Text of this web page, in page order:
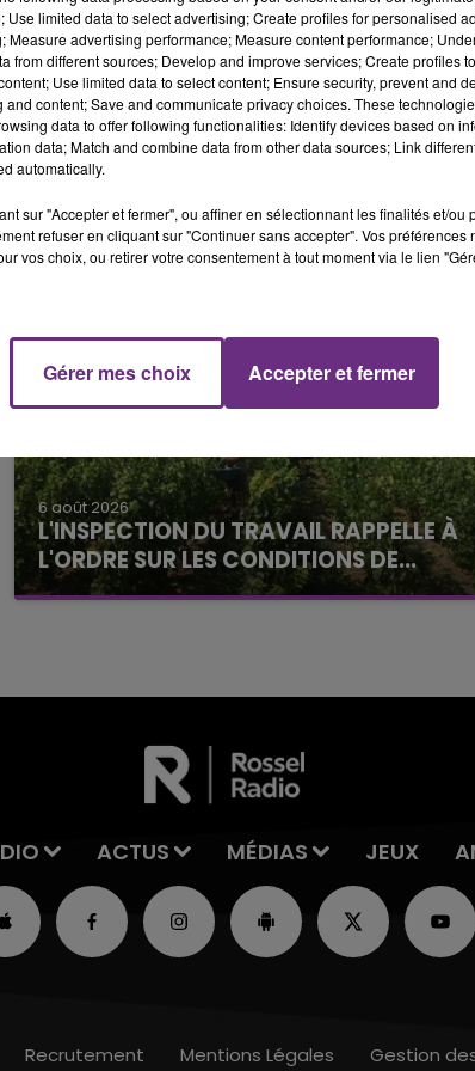
10h00 - 14h00
LE TICKET DE CAISSE
à l’hôpital.
mais, selon le journal L'Union, le
service, ce qui est interdit à cet endroit".
6 août 2026
L'INSPECTION DU TRAVAIL RAPPELLE À
L'ORDRE SUR LES CONDITIONS DE...
Alors que les dates de début des vendange
14h00 - 15h00
La Radio Pop
ACTUS MÉDIAS JEUX
Recrutement Mentions Légales Gestion
Use limited data to select advertising; Create profiles for personalised
Measure advertising performance; Measure content performance;
from different sources; Develop and improve services; Create profiles
Use limited data to select content; Ensure security, prevent and
content; Save and communicate privacy choices. These
data to offer following functionalities: Identify devices based on
data; Match and combine data from other data sources; Link
automatically.
sur "Accepter et fermer", ou affiner en sélectionnant les finalités et/ou
refuser en cliquant sur "Continuer sans accepter". Vos
vos choix, ou retirer votre consentement à tout moment via le lien
Gérer mes choix Accepter et fermer